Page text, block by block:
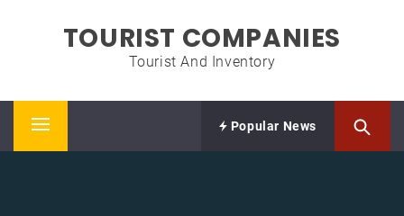
TOURIST COMPANIES
Tourist And Inventory
Primary
Popular News